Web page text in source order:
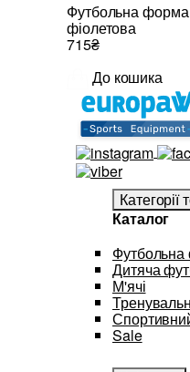
Футбольна
фіолетова
715₴
До кошика
Категорії
Каталог
Дитяча
М'ячі
Sale